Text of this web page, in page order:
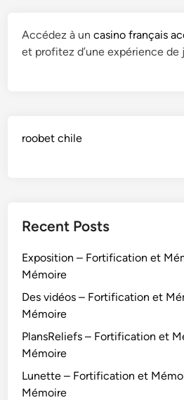
Accédez à uncasino français
et profitez d’une expérience de
roobet chile
Recent Posts
Exposition – Fortification et
Mémoire
Des vidéos – Fortification et
Mémoire
PlansReliefs – Fortification et
Mémoire
Lunette – Fortification et
Mémoire